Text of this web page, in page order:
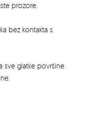
prozore.
bez kontakta s
sve glatke površine